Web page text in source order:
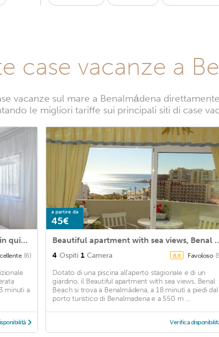
case vacanze a
vacanze sul mare a Benalmádena
le migliori tariffe sui principali siti di case
Traditional central 2 Double bed apt in quiet square
(6)
minuti a
a partire da
45€
Beautiful apartment
4 Ospiti 1 Camera 8,8 Favoloso
Dotato di una piscina all'aperto stagionale e di un
giardino, il Beautiful apartment with sea views, Benal
Beach si trova a Benalmádena, a 18 minuti a piedi dal
porto turistico di Benalmadena e a 550 m ...
Verifica